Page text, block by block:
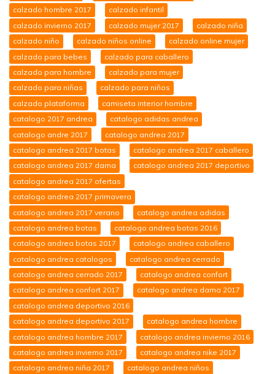
calzado hombre 2017
calzado infantil
calzado invierno 2017
calzado mujer 2017
calzado niña
calzado niño
calzado niños online
calzado online mujer
calzado para bebes
calzado para caballero
calzado para hombre
calzado para mujer
calzado para niñas
calzado para niños
calzado plataforma
camiseta interior hombre
catalogo 2017 andrea
catalogo adidas andrea
catalogo andre 2017
catalogo andrea 2017
catalogo andrea 2017 botas
catalogo andrea 2017 caballero
catalogo andrea 2017 dama
catalogo andrea 2017 deportivo
catalogo andrea 2017 ofertas
catalogo andrea 2017 primavera
catalogo andrea 2017 verano
catalogo andrea adidas
catalogo andrea botas
catalogo andrea botas 2016
catalogo andrea botas 2017
catalogo andrea caballero
catalogo andrea catalogos
catalogo andrea cerrado
catalogo andrea cerrado 2017
catalogo andrea confort
catalogo andrea confort 2017
catalogo andrea dama 2017
catalogo andrea deportivo 2016
catalogo andrea deportivo 2017
catalogo andrea hombre
catalogo andrea hombre 2017
catalogo andrea invierno 2016
catalogo andrea invierno 2017
catalogo andrea nike 2017
catalogo andrea niña 2017
catalogo andrea niños